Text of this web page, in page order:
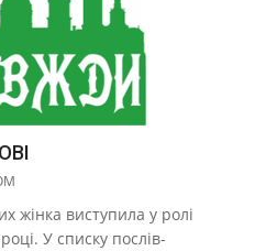
жінка виступила у ролі
У списку послів-